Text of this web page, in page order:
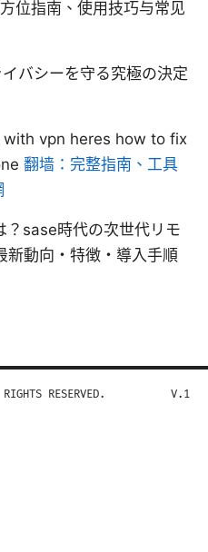
位指南、使用技巧与常见
バシーを守る究極の決定
vpn heres how to fix
翻墙：完整指南、工具
sase時代の次世代リモ
新動向・特徴・導入手順
RESERVED. V.1